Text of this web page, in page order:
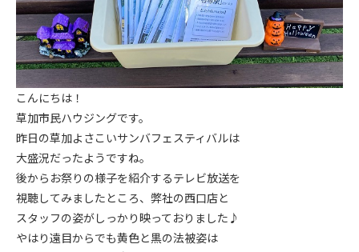
こんにちは！
草加市民ハウジングです。
昨日の草加よさこいサンバフェスティバルは
大盛況だったようですね。
後からお祭りの様子を紹介するテレビ放送を
視聴してみましたところ、弊社の西口店と
スタッフの姿がしっかり映っておりました♪
やはり遠目からでも黄色と黒の法被姿は